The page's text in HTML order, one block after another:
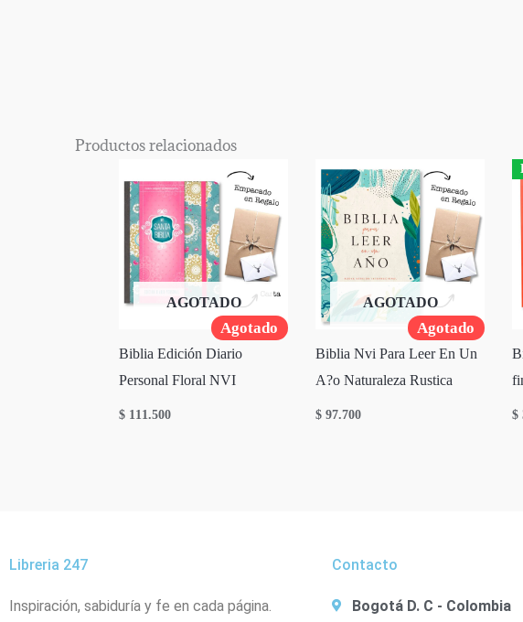
Pódcast
Productos relacionados
Agotado
AGOTADO
Biblia Edición Diario
Personal Floral NVI
$ 111.500
Agotado
AGOTADO
Biblia Nvi Para Leer En Un
A?o Naturaleza Rustica
$ 97.700 $
Libreria 247
Inspiración, sabiduría y fe en cada página.
Contacto
Bogotá D. C - Colombia